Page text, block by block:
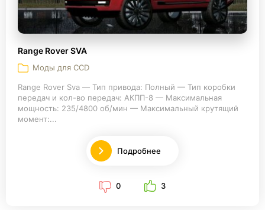
Range Rover SVA
Моды для CCD
Range Rover Sva — Тип привода: Полный — Тип коробки
передач и кол-во передач: АКПП-8 — Максимальная
мощность: 235/4800 об/мин — Максимальный крутящий
момент:...
Подробнее
0 3